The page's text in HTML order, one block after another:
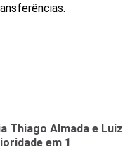
Thiago Almada e Luiz
em 1